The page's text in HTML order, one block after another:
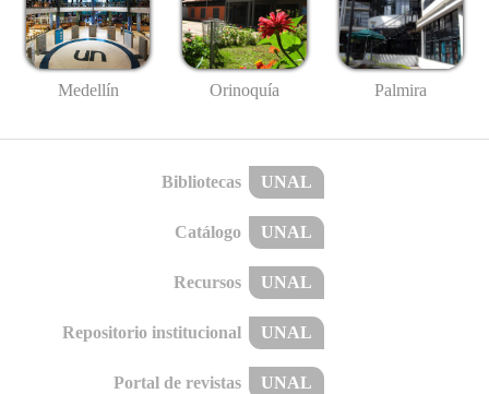
Medellín Orinoquía Palmira
Bibliotecas UNAL
Catálogo UNAL
Recursos UNAL
Repositorio institucional UNAL
Portal de revistas UNAL